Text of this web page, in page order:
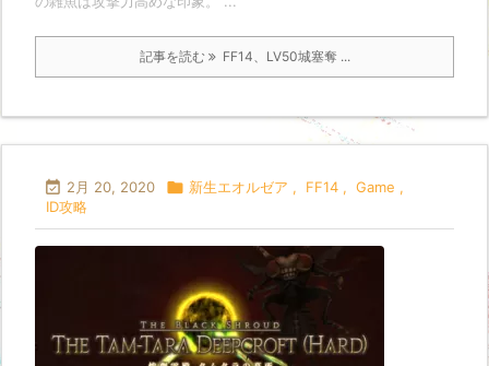
記事を読む FF14、LV50城塞奪 ...
 2月 20, 2020  新生エオルゼア , FF14 , Game ,
ID攻略